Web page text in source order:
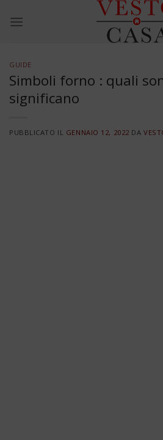
GUIDE
Simboli forno : quali
significano
PUBBLICATO IL GENNAIO 12, 2022 DA